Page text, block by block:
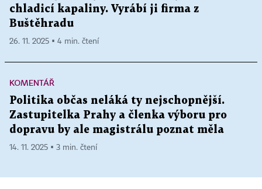
chladicí kapaliny. Vyrábí ji firma z
Buštěhradu
26. 11. 2025 ▪ 4 min. čtení
KOMENTÁŘ
Politika občas neláká ty nejschopnější.
Zastupitelka Prahy a členka výboru pro
dopravu by ale magistrálu poznat měla
14. 11. 2025 ▪ 3 min. čtení